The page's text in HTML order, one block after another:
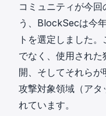
コミュニティが今
う、BlockSecは今
トを選定しました
でなく、使用され
開、そしてそれら
攻撃対象領域（ア
れています。